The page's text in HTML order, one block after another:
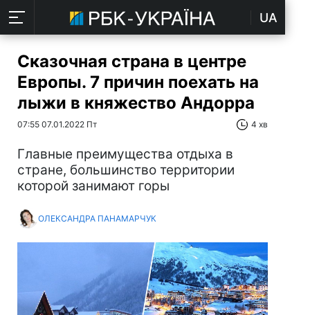
UA
Сказочная страна в центре
Европы. 7 причин поехать на
лыжи в княжество Андорра
07:55 07.01.2022 Пт 4 хв
Главные преимущества отдыха в
стране, большинство территории
которой занимают горы
ОЛЕКСАНДРА ПАНАМАРЧУК